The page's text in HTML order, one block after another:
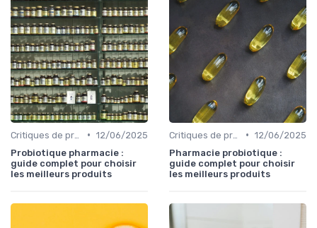
• 12/06/2025
Probiotique pharmacie :
guide complet pour choisir
les meilleurs produits
• 12/06/2025
Pharmacie probiotique :
guide complet pour choisir
les meilleurs produits